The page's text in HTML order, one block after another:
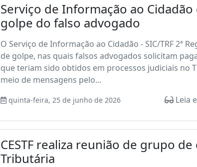
Serviço de Informação ao
golpe do falso advogado
O Serviço de Informação ao Cidadão - SIC/TRF 2ª
de golpe, nas quais falsos advogados solicitam
que teriam sido obtidos em processos judiciais no
meio de mensagens pelo...
quinta-feira, 25 de junho de 2026 Leia
CESTF realiza reunião de grupo
Tributária